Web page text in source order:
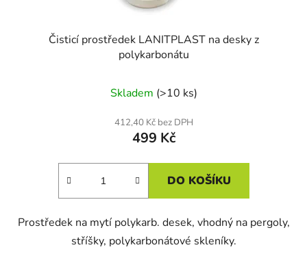
Čisticí prostředek LANITPLAST na desky z
polykarbonátu
Skladem (>10 ks)
412,40 Kč bez DPH
499 Kč
DO KOŠÍKU
Prostředek na mytí polykarb. desek, vhodný na pergoly,
stříšky, polykarbonátové skleníky.